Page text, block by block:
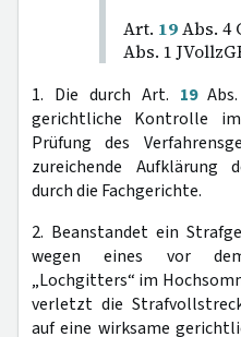
Art. 19Abs. 4
Abs. 1
1. Die durch Art. 19Abs.
gerichtliche Kontrolle
Prüfung des
zureichende Aufklärung
durch die Fachgerichte.
2. Beanstandet ein
wegen eines vor
„Lochgitters“ im
verletzt die
auf eine wirksame